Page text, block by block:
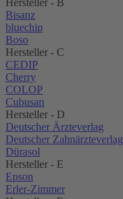
Hersteller - B
Bisanz
bluechip
Boso
Hersteller - C
CEDIP
Cherry
COLOP
Cubusan
Hersteller - D
Deutscher Ärzteverlag
Deutscher Zahnärzteverlag
Dürasol
Hersteller - E
Epson
Erler-Zimmer